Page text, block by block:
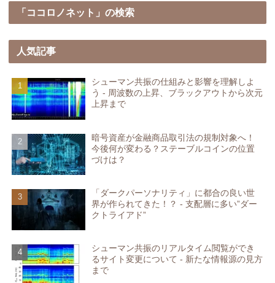
「ココロノネット」の検索
人気記事
シューマン共振の仕組みと影響を理解しよ
う - 周波数の上昇、ブラックアウトから次元
上昇まで
暗号資産が金融商品取引法の規制対象へ！
今後何が変わる？ステーブルコインの位置
づけは？
「ダークパーソナリティ」に都合の良い世
界が作られてきた！？ - 支配層に多い”ダー
クトライアド”
シューマン共振のリアルタイム閲覧ができ
るサイト変更について - 新たな情報源の見方
まで